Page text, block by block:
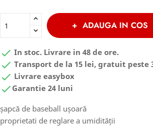
ADAUGA IN COS
 In stoc. Livrare in 48 de ore.
 Transport de la 15 lei, gratuit peste
 Livrare easybox
 Garantie 24 luni
șapcă de baseball ușoară
proprietati de reglare a umidității